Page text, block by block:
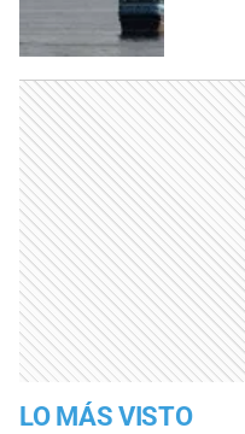
LO MÁS VISTO